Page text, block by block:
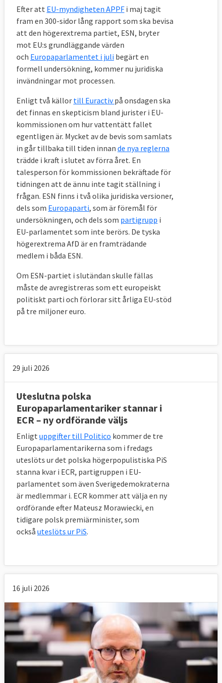
Efter att EU-myndigheten APPF i maj tagit
fram en 300-sidor lång rapport som ska bevisa
att den högerextrema partiet, ESN, bryter
mot EU:s grundläggande värden
och Europaparlamentet i juli begärt en
formell undersökning, kommer nu juridiska
invändningar mot processen.
Enligt två källor till Euractivpå onsdagen ska
det finnas en skepticism bland jurister i EU-
kommissionen om hur vattentätt fallet
egentligen är. Mycket av de bevis som samlats
in går tillbaka till tiden innan de nya reglerna
trädde i kraft i slutet av förra året. En
talesperson för kommissionen bekräftade för
tidningen att de ännu inte tagit ställning i
frågan. ESN finns i två olika juridiska versioner,
dels som Europaparti, som är föremål för
undersökningen, och dels som partigrupp i
EU-parlamentet som inte berörs. De tyska
högerextrema AfD är en framträdande
medlem i båda ESN.
Om ESN-partiet i slutändan skulle fällas
måste de avregistreras som ett europeiskt
politiskt parti och förlorar sitt årliga EU-stöd
på tre miljoner euro.
29 juli 2026
Uteslutna polska
Europaparlamentariker stannar i
ECR – ny ordförande väljs
Enligt uppgifter till Politico kommer de tre
Europaparlamentarikerna som i fredags
uteslöts ur det polska högerpopulistiska PiS
stanna kvar i ECR, partigruppen i EU-
parlamentet som även Sverigedemokraterna
är medlemmar i. ECR kommer att välja en ny
ordförande efter Mateusz Morawiecki, en
tidigare polsk premiärminister, som
också uteslöts ur PiS.
16 juli 2026